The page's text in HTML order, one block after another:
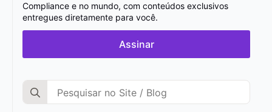
Compliance e no mundo, com conteúdos exclusivos
entregues diretamente para você.
Assinar
Search
for: